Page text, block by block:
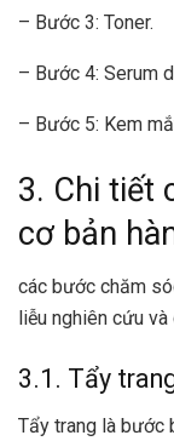
– Bước 3: Toner.
– Bước 4: Serum
– Bước 5: Kem
3. Chi tiết
cơ bản
các bước chăm
liễu nghiên cứu
3.1. Tẩy
Tẩy trang là bước